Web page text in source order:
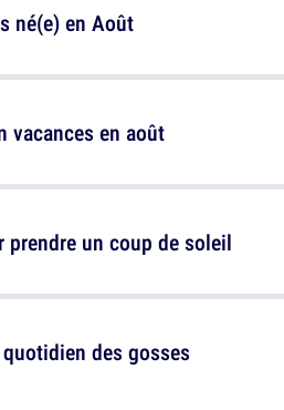
né(e) en Août
un coup de soleil
vacances en août
des gosses